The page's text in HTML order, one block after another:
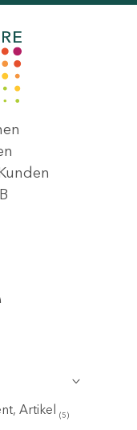
Artikel (5)